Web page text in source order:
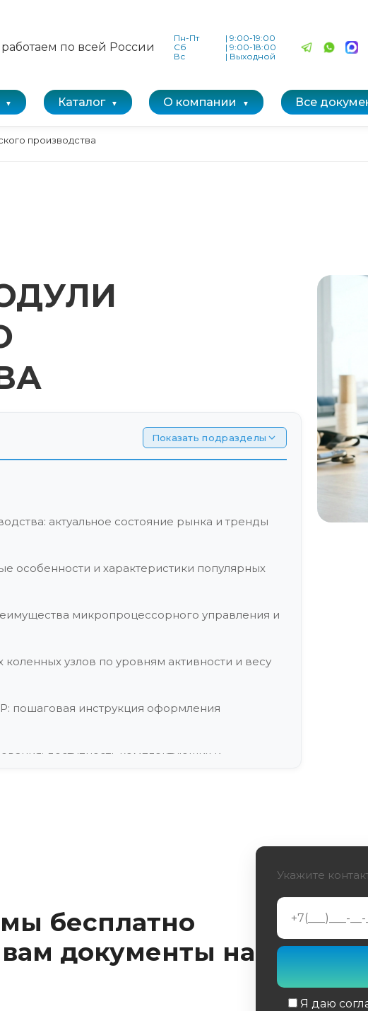
работаем по всей России
Пн-Пт | 9:00-19:00
Сб
| 9:00-18:00
Вс
| Выходной
Каталог О компании Все
производства
Показать подразделы
актуальное состояние рынка и тренды
особенности и характеристики популярных
микропроцессорного управления и
узлов по уровням активности и весу
пошаговая инструкция оформления
доступность комплектующих и
бесплатно
документы на
Укажите
Я даю